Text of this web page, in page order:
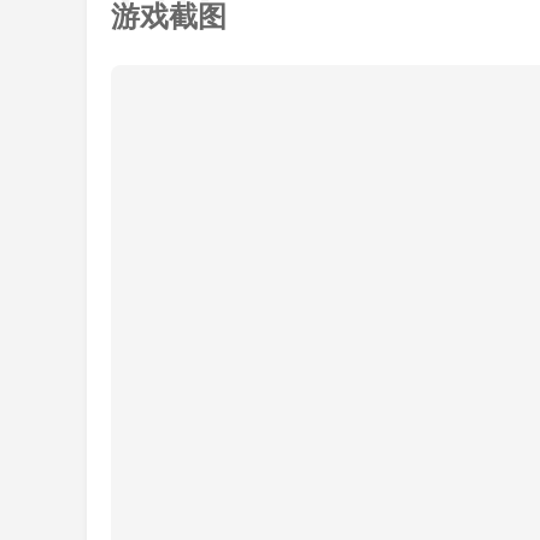
1.我叫MT，经典再现玩法新颖有趣。我推出
游戏截图